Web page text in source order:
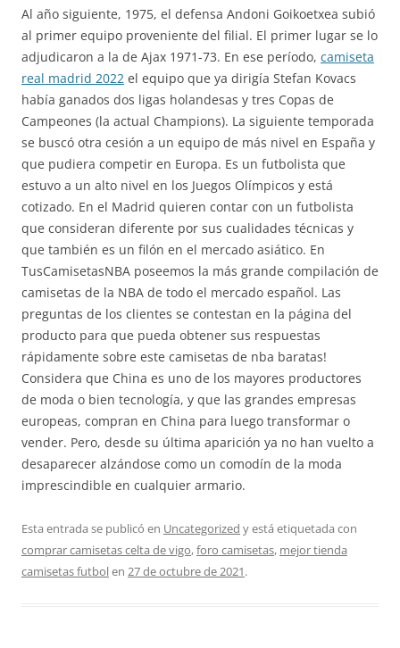
Al año siguiente, 1975, el defensa Andoni Goikoetxea subió
al primer equipo proveniente del filial. El primer lugar se lo
adjudicaron a la de Ajax 1971-73. En ese período, camiseta
real madrid 2022 el equipo que ya dirigía Stefan Kovacs
había ganados dos ligas holandesas y tres Copas de
Campeones (la actual Champions). La siguiente temporada
se buscó otra cesión a un equipo de más nivel en España y
que pudiera competir en Europa. Es un futbolista que
estuvo a un alto nivel en los Juegos Olímpicos y está
cotizado. En el Madrid quieren contar con un futbolista
que consideran diferente por sus cualidades técnicas y
que también es un filón en el mercado asiático. En
TusCamisetasNBA poseemos la más grande compilación de
camisetas de la NBA de todo el mercado español. Las
preguntas de los clientes se contestan en la página del
producto para que pueda obtener sus respuestas
rápidamente sobre este camisetas de nba baratas!
Considera que China es uno de los mayores productores
de moda o bien tecnología, y que las grandes empresas
europeas, compran en China para luego transformar o
vender. Pero, desde su última aparición ya no han vuelto a
desaparecer alzándose como un comodín de la moda
imprescindible en cualquier armario.
Esta entrada se publicó en Uncategorized y está etiquetada con
comprar camisetas celta de vigo,foro camisetas, mejor tienda
camisetas futbolen 27 de octubre de 2021.